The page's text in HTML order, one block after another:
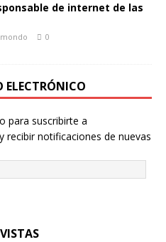
de internet de las
0
ELECTRÓNICO
para suscribirte a
recibir notificaciones de nuevas